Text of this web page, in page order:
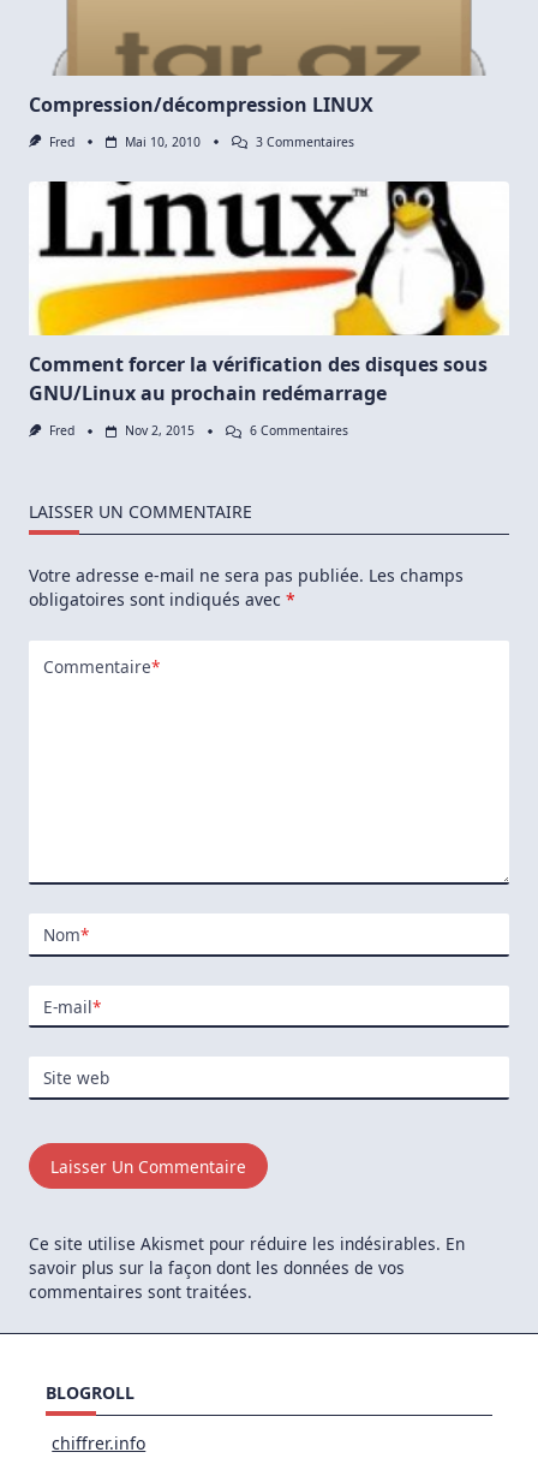
Serveurs
Compression/décompression LINUX
Fred Mai 10, 2010 3 CommentairesSur
Comment forcer la vérification des disques sous
GNU/Linux au prochain redémarrage
Fred Nov 2, 2015 6 CommentairesSur
Disques
GNU/Linux
LAISSER UN COMMENTAIRE
Votre adresse e-mail ne sera pas publiée. Les champs
obligatoires sont indiqués avec *
Commentaire*
Nom*
E-mail*
Site web
Ce site utilise Akismet pour réduire les indésirables. En
savoir plus sur la façon dont les données de vos
commentaires sont traitées.
BLOGROLL
chiffrer.info